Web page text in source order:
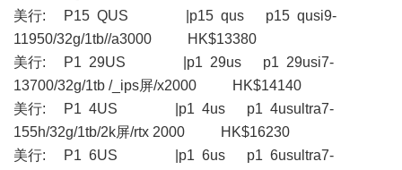
美行: P15 QUS |p15 qus p15 qusi9-
11950/32g/1tb//a3000 HK$13380
美行: P1 29US |p1 29us p1 29usi7-
13700/32g/1tb /_ips屏/x2000 HK$14140
美行: P1 4US |p1 4us p1 4usultra7-
155h/32g/1tb/2k屏/rtx 2000 HK$16230
美行: P1 6US |p1 6us p1 6usultra7-